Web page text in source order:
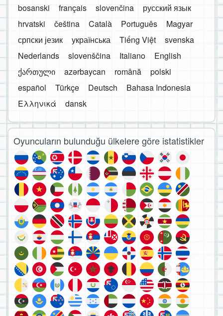
bosanski français slovenčina
русский язык
hrvatski
čeština Català Português
Magyar
српски језик
українська Tiếng Việt
svenska
Nederlands
slovenščina Italiano
English
ქართული
azərbaycan română
polski
español
Türkçe Deutsch
Bahasa Indonesia
Ελληνικά
dansk
Oyuncuların bulunduğu ülkelere göre istatistikler